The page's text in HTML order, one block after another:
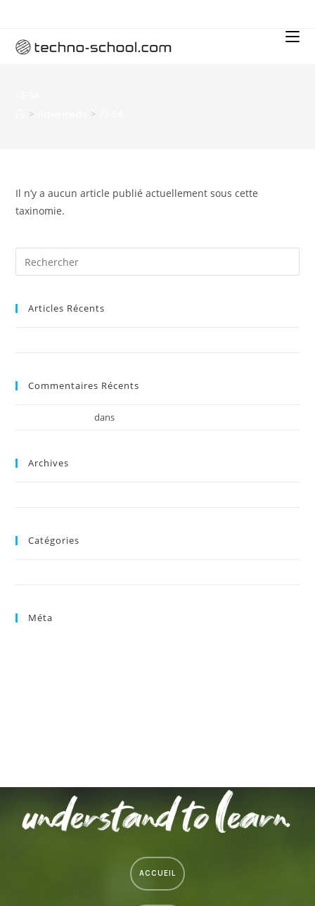
> >
Il n’y a aucun article publié actuellement sous cette
taxinomie.
Articles Récents
Commentaires Récents
dans
Archives
Catégories
Méta
ACCUEIL